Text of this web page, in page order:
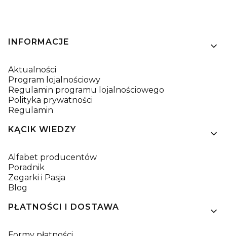
Linki w stopce
INFORMACJE
Aktualności
Program lojalnościowy
Regulamin programu lojalnościowego
Polityka prywatności
Regulamin
KĄCIK WIEDZY
Alfabet producentów
Poradnik
Zegarki i Pasja
Blog
PŁATNOŚCI I DOSTAWA